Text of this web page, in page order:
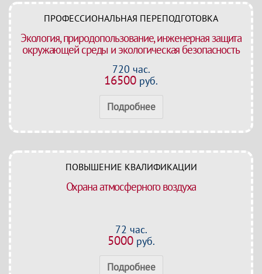
ПРОФЕССИОНАЛЬНАЯ ПЕРЕПОДГОТОВКА
Экология, природопользование, инженерная защита
окружающей среды и экологическая безопасность
720 час.
16500 руб.
Подробнее
ПОВЫШЕНИЕ КВАЛИФИКАЦИИ
Охрана атмосферного воздуха
72 час.
5000руб.
Подробнее